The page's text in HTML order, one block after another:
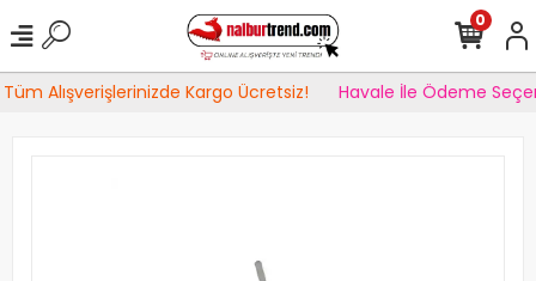
Alışverişlerinizde Kargo Ücretsiz! Havale İle Ödeme
0